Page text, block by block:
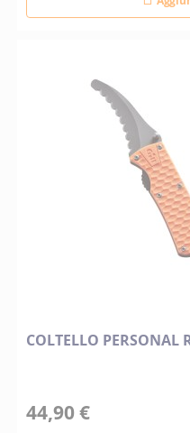
COLTELLO PERSONAL
44,90 €